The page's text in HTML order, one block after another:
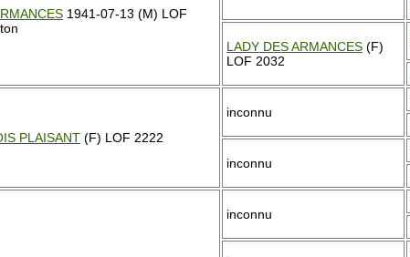
1941-07-13 (M) LOF
LADY DES ARMANCES (F)
LOF 2032
PLAISANT (F) LOF 2222
inconnu
inconnu
inconnu